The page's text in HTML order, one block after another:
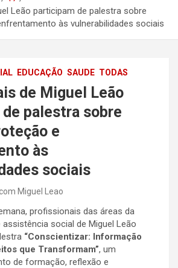
Leão participam de palestra sobre
às vulnerabilidades sociais
EDUCAÇÃO SAUDE TODAS
de Miguel Leão
palestra sobre
e
às
sociais
Miguel Leao
profissionais das áreas da
assistência social de Miguel Leão
“Conscientizar: Informação
que Transformam”, um
de formação, reflexão e